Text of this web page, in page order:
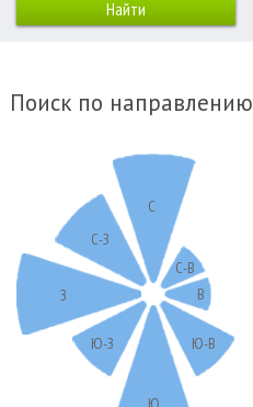
Поиск по направлению
С
С-В
В
Ю-В
Ю-З
З
С-З